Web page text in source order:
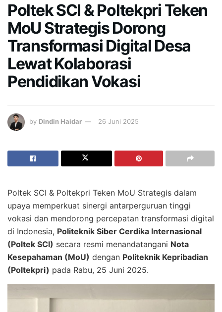
Poltek SCI & Poltekpri Teken
MoU Strategis Dorong
Transformasi Digital Desa
Lewat Kolaborasi
Pendidikan Vokasi
by Dindin Haidar 26 Juni 2025
Poltek SCI & Poltekpri Teken MoU Strategis dalam
upaya memperkuat sinergi antarperguruan tinggi
vokasi dan mendorong percepatan transformasi digital
di Indonesia, Politeknik Siber Cerdika Internasional
(Poltek SCI) secara resmi menandatangani Nota
Kesepahaman (MoU) dengan Politeknik Kepribadian
(Poltekpri) pada Rabu, 25 Juni 2025.